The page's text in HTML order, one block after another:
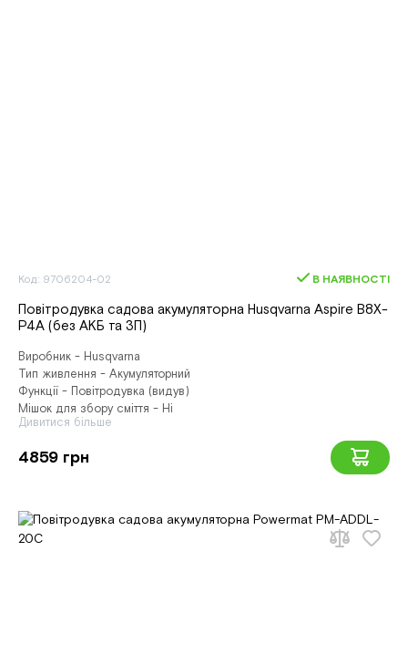
Код: 9706204-02 В НАЯВНОСТІ
Повітродувка садова акумуляторна Husqvarna Aspire B8X-
P4A (без АКБ та ЗП)
Виробник - Husqvarna
Тип живлення - Акумуляторний
Функції - Повітродувка (видув)
Мішок для збору сміття - Ні
Дивитися більше
4859 грн